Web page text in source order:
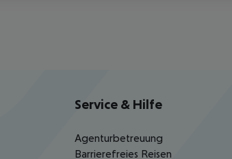
Service & Hilfe
Agenturbetreuung
Barrierefreies Reisen